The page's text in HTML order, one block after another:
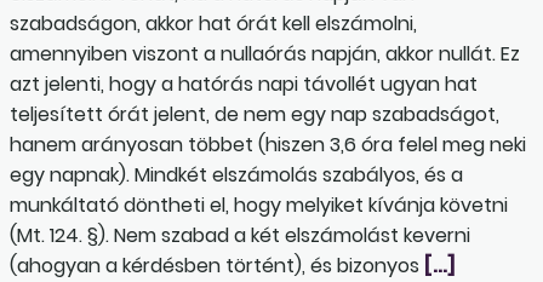
szabadságon, akkor hat órát kell elszámolni,
amennyiben viszont a nullaórás napján, akkor nullát. Ez
azt jelenti, hogy a hatórás napi távollét ugyan hat
teljesített órát jelent, de nem egy nap szabadságot,
hanem arányosan többet (hiszen 3,6 óra felel meg neki
egy napnak). Mindkét elszámolás szabályos, és a
munkáltató döntheti el, hogy melyiket kívánja követni
(Mt. 124. §). Nem szabad a két elszámolást keverni
(ahogyan a kérdésben történt), és bizonyos […]